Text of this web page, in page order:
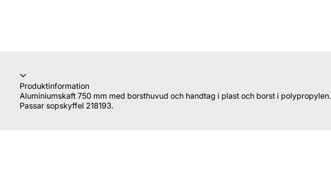
Produktinformation
Aluminiumskaft 750 mm med borsthuvud och handtag i plast och borst i polypropylen.
Passar sopskyffel 218193.